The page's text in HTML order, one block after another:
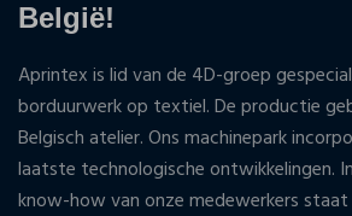
België!
Aprintex is lid van de 4D-groep
borduurwerk op textiel. De productie
Belgisch atelier. Ons machinepark
laatste technologische ontwikkelingen.
know-how van onze medewerkers